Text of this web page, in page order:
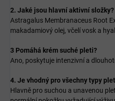
2. Jaké jsou hlavní aktivní složky?
Astragalus Membranaceus Root
makadamiový olej, včelí vosk a
3 Pomáhá krém suché pleti?
Ano, poskytuje intenzivní a
4. Je vhodný pro všechny typy
Hlavně pro suchou a unavenou